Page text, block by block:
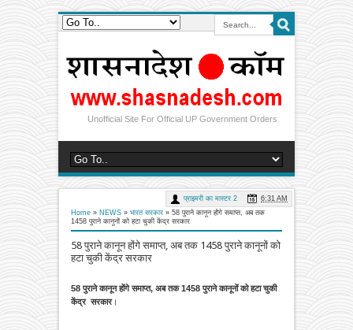
Unofficial Site For Official UP Government Orders
Home » NEWS » भारत सरकार » 58 पुराने कानून होंगे समाप्त, अब तक
1458 पुराने कानूनों को हटा चुकी केंद्र सरकार
58 पुराने कानून होंगे समाप्त, अब तक 1458 पुराने कानूनों को
हटा चुकी केंद्र सरकार
प्राइमरी का मास्टर 2 6:31 AM
58 पुराने कानून होंगे समाप्त, अब तक 1458 पुराने कानूनों को हटा चुकी
केंद्र सरकार।